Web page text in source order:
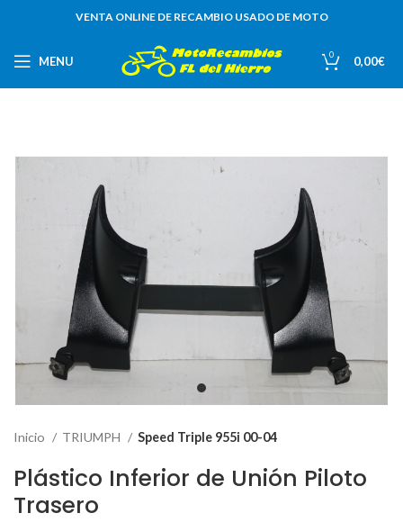
VENTA ONLINE DE RECAMBIO USADO DE MOTO
MENU 0 0,00€
Inicio TRIUMPH Speed Triple 955i 00-04
Plástico Inferior de Unión Piloto
Trasero